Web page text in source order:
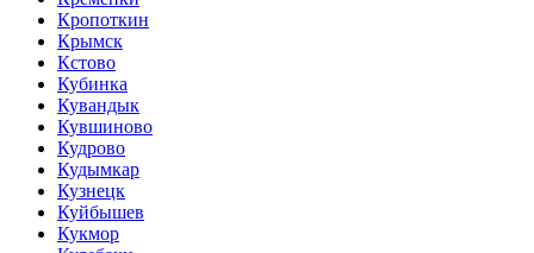
Кропоткин
Крымск
Кстово
Кубинка
Кувандык
Кувшиново
Кудрово
Кудымкар
Кузнецк
Куйбышев
Кукмор